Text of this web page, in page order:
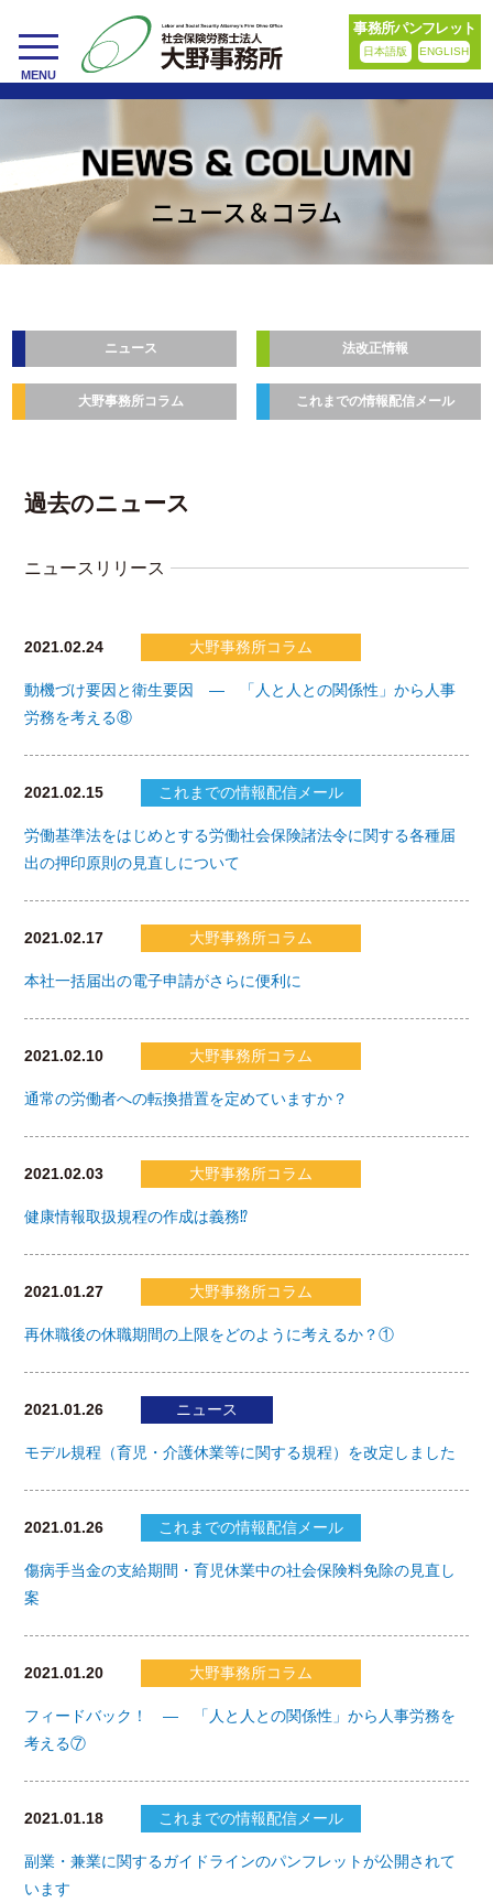
toggle
navigation
MENU
事務所パンフレット
日本語版 ENGLISH
ニュース＆コラム
ニュース 法改正情報
大野事務所コラム これまでの情報配信メール
過去のニュース
ニュースリリース
2021.02.24 大野事務所コラム
動機づけ要因と衛生要因 ― 「人と人との関係性」から人事
労務を考える⑧
2021.02.15 これまでの情報配信メール
労働基準法をはじめとする労働社会保険諸法令に関する各種届
出の押印原則の見直しについて
2021.02.17 大野事務所コラム
本社一括届出の電子申請がさらに便利に
2021.02.10 大野事務所コラム
通常の労働者への転換措置を定めていますか？
2021.02.03 大野事務所コラム
健康情報取扱規程の作成は義務⁉
2021.01.27 大野事務所コラム
再休職後の休職期間の上限をどのように考えるか？①
2021.01.26 ニュース
モデル規程（育児・介護休業等に関する規程）を改定しました
2021.01.26 これまでの情報配信メール
傷病手当金の支給期間・育児休業中の社会保険料免除の見直し
案
2021.01.20 大野事務所コラム
フィードバック！ ― 「人と人との関係性」から人事労務を
考える⑦
2021.01.18 これまでの情報配信メール
副業・兼業に関するガイドラインのパンフレットが公開されて
います